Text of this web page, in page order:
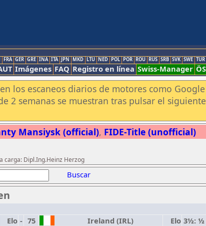
FRA GER GRE INA ITA JPN MKD LTU NED POL POR ROU RUS SRB SVK SWE TUR
Imágenes FAQ Registro en línea Swiss-Manager
los escaneos diarios de motores como
2 semanas se muestran tras pulsar el
Mansiysk (official), FIDE-Title (unofficial)
carga: Dipl.Ing.Heinz Herzog
Buscar
Elo - 75 Ireland (IRL) Elo 3½: ½